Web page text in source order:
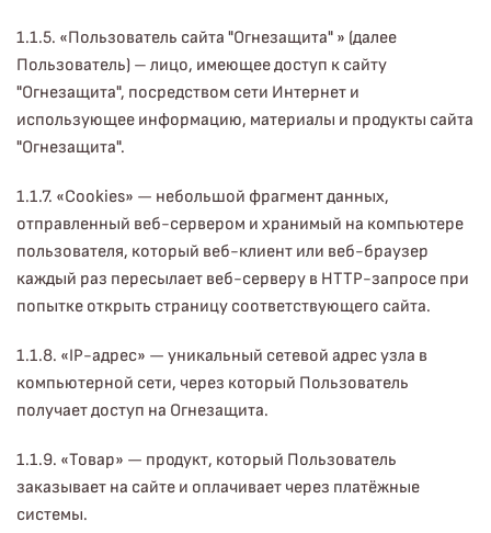
1.1.5. «Пользователь сайта "Огнезащита" » (далее
Пользователь) – лицо, имеющее доступ к сайту
"Огнезащита", посредством сети Интернет и
использующее информацию, материалы и продукты сайта
"Огнезащита".
1.1.7. «Cookies» — небольшой фрагмент данных,
отправленный веб-сервером и хранимый на компьютере
пользователя, который веб-клиент или веб-браузер
каждый раз пересылает веб-серверу в HTTP-запросе при
попытке открыть страницу соответствующего сайта.
1.1.8. «IP-адрес» — уникальный сетевой адрес узла в
компьютерной сети, через который Пользователь
получает доступ на Огнезащита.
1.1.9. «Товар» — продукт, который Пользователь
заказывает на сайте и оплачивает через платёжные
системы.